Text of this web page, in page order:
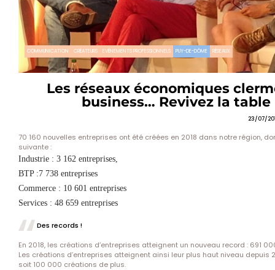
COMMUNICATION CRÉATEURS EVÉNEMENTS PROFESSIONNELS PUY-DE-DÔME RÉSEAUX
Les réseaux économiques
business… Revivez la table
23/07/
70 160 nouvelles entreprises ont été créées en 2018 dans notre région,
suivante :
Industrie : 3 162 entreprises,
BTP :7 738 entreprises
Commerce : 10 601 entreprises
Services : 48 659 entreprises
Des records !
En 2018, les créations d’entreprises atteignent un nouveau record : 691
Les créations d’entreprises atteignent ainsi leur plus haut niveau depuis
soit 100 000 créations de plus.